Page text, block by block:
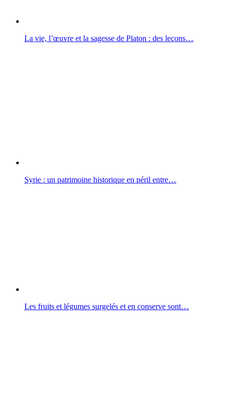
La vie, l’œuvre et la sagesse de Platon : des leçons…
Syrie : un patrimoine historique en péril entre…
Les fruits et légumes surgelés et en conserve sont…